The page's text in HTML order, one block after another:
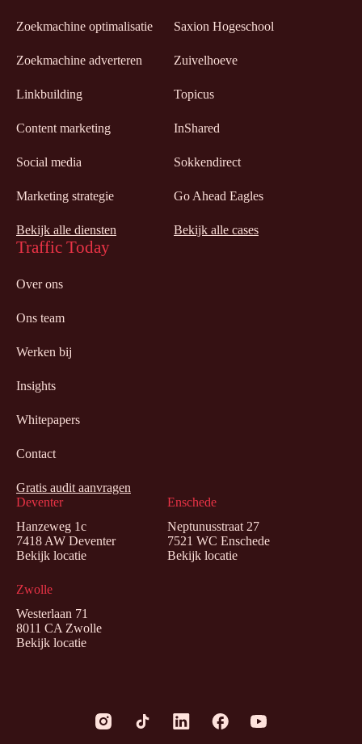
Deventer
Hanzeweg 1c
7418 AW Deventer
Bekijk locatie
Enschede
Neptunusstraat 27
7521 WC Enschede
Bekijk locatie
Zwolle
Westerlaan 71
8011 CA Zwolle
Bekijk locatie
Zoekmachine optimalisatie
Zoekmachine adverteren
Linkbuilding
Content marketing
Social media
Marketing strategie
Bekijk alle diensten
Saxion Hogeschool
Zuivelhoeve
Topicus
InShared
Sokkendirect
Go Ahead Eagles
Bekijk alle cases
Traffic Today
Over ons
Ons team
Werken bij
Insights
Whitepapers
Contact
Gratis audit aanvragen